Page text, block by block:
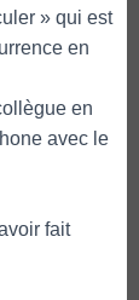
» qui est
en
en
avec le
fait